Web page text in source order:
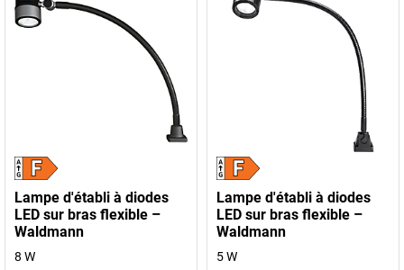
Lampe d'établi à diodes
LED sur bras flexible –
Waldmann
8 W
Lampe d'établi à diodes
LED sur bras flexible –
Waldmann
5 W